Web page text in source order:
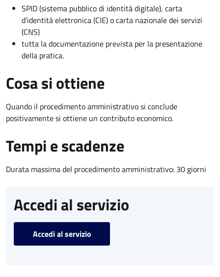
SPID (sistema pubblico di identità digitale), carta
d’identità elettronica (CIE) o carta nazionale dei servizi
(CNS)
tutta la documentazione prevista per la presentazione
della pratica.
Cosa si ottiene
Quando il procedimento amministrativo si conclude
positivamente si ottiene un contributo economico.
Tempi e scadenze
Durata massima del procedimento amministrativo: 30 giorni
Accedi al servizio
Accedi al servizio